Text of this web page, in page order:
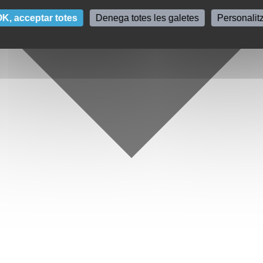
acceptar totes Denega totes les galetes